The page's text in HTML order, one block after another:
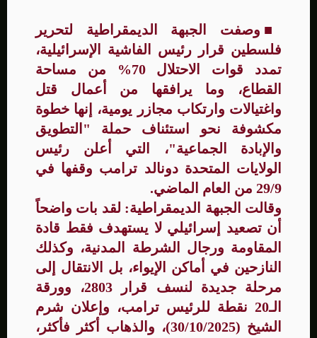
■ وصفت الجبهة الديمقراطية لتحرير
فلسطين قرار رئيس الفاشية الإسرائيلية،
تمدد قوات الاحتلال 70% من مساحة
القطاع، وما يرافقها من أعمال قتل
واغتيالات وارتكاب مجازر يومية، إنها خطوة
مكشوفة نحو استئناف حملة "التطويق
والإبادة الجماعية"، التي أعلن رئيس
الولايات المتحدة دونالد ترامب وقفها في
29/9 من العام الماضي.
وقالت الجبهة الديمقراطية: لقد بات واضحاً
أن تصعيد إسرائيلي لا يستهدف فقط قادة
المقاومة ورجال الشرطة المدنية، وكذلك
النازحين في أماكن الإيواء، بل الانتقال إلى
مرحلة جديدة لنسف قرار 2803، وورقة
الـ20 نقطة للرئيس ترامب، وإعلان شرم
الشيخ (30/10/2025)، والذهاب أكثر فأكثر،